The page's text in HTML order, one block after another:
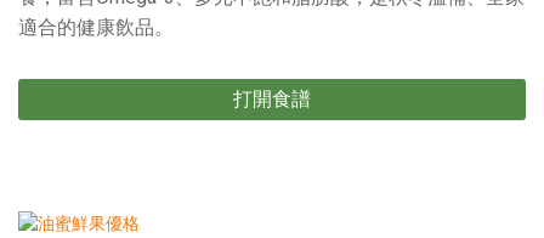
適合的健康飲品。
打開食譜